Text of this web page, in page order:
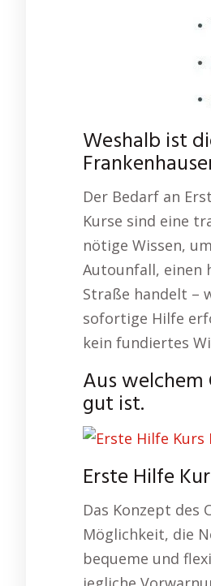
Weshalb ist
Der Bedarf an
Kurse sind eine
nötige Wissen,
Autounfall, einen
Straße handelt –
sofortige Hilfe
kein fundiertes
Aus welchem
gut ist.
Erste Hilfe
Das Konzept
Möglichkeit, die
bequeme und